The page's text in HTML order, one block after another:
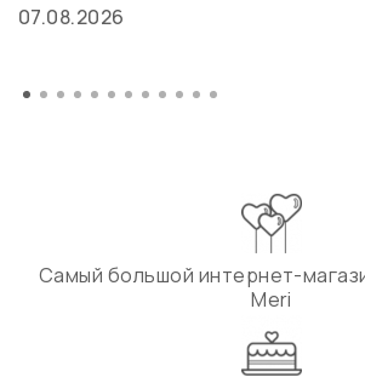
07.08.2026
Самый большой интернет-
Meri